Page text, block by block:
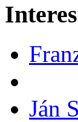
Ján